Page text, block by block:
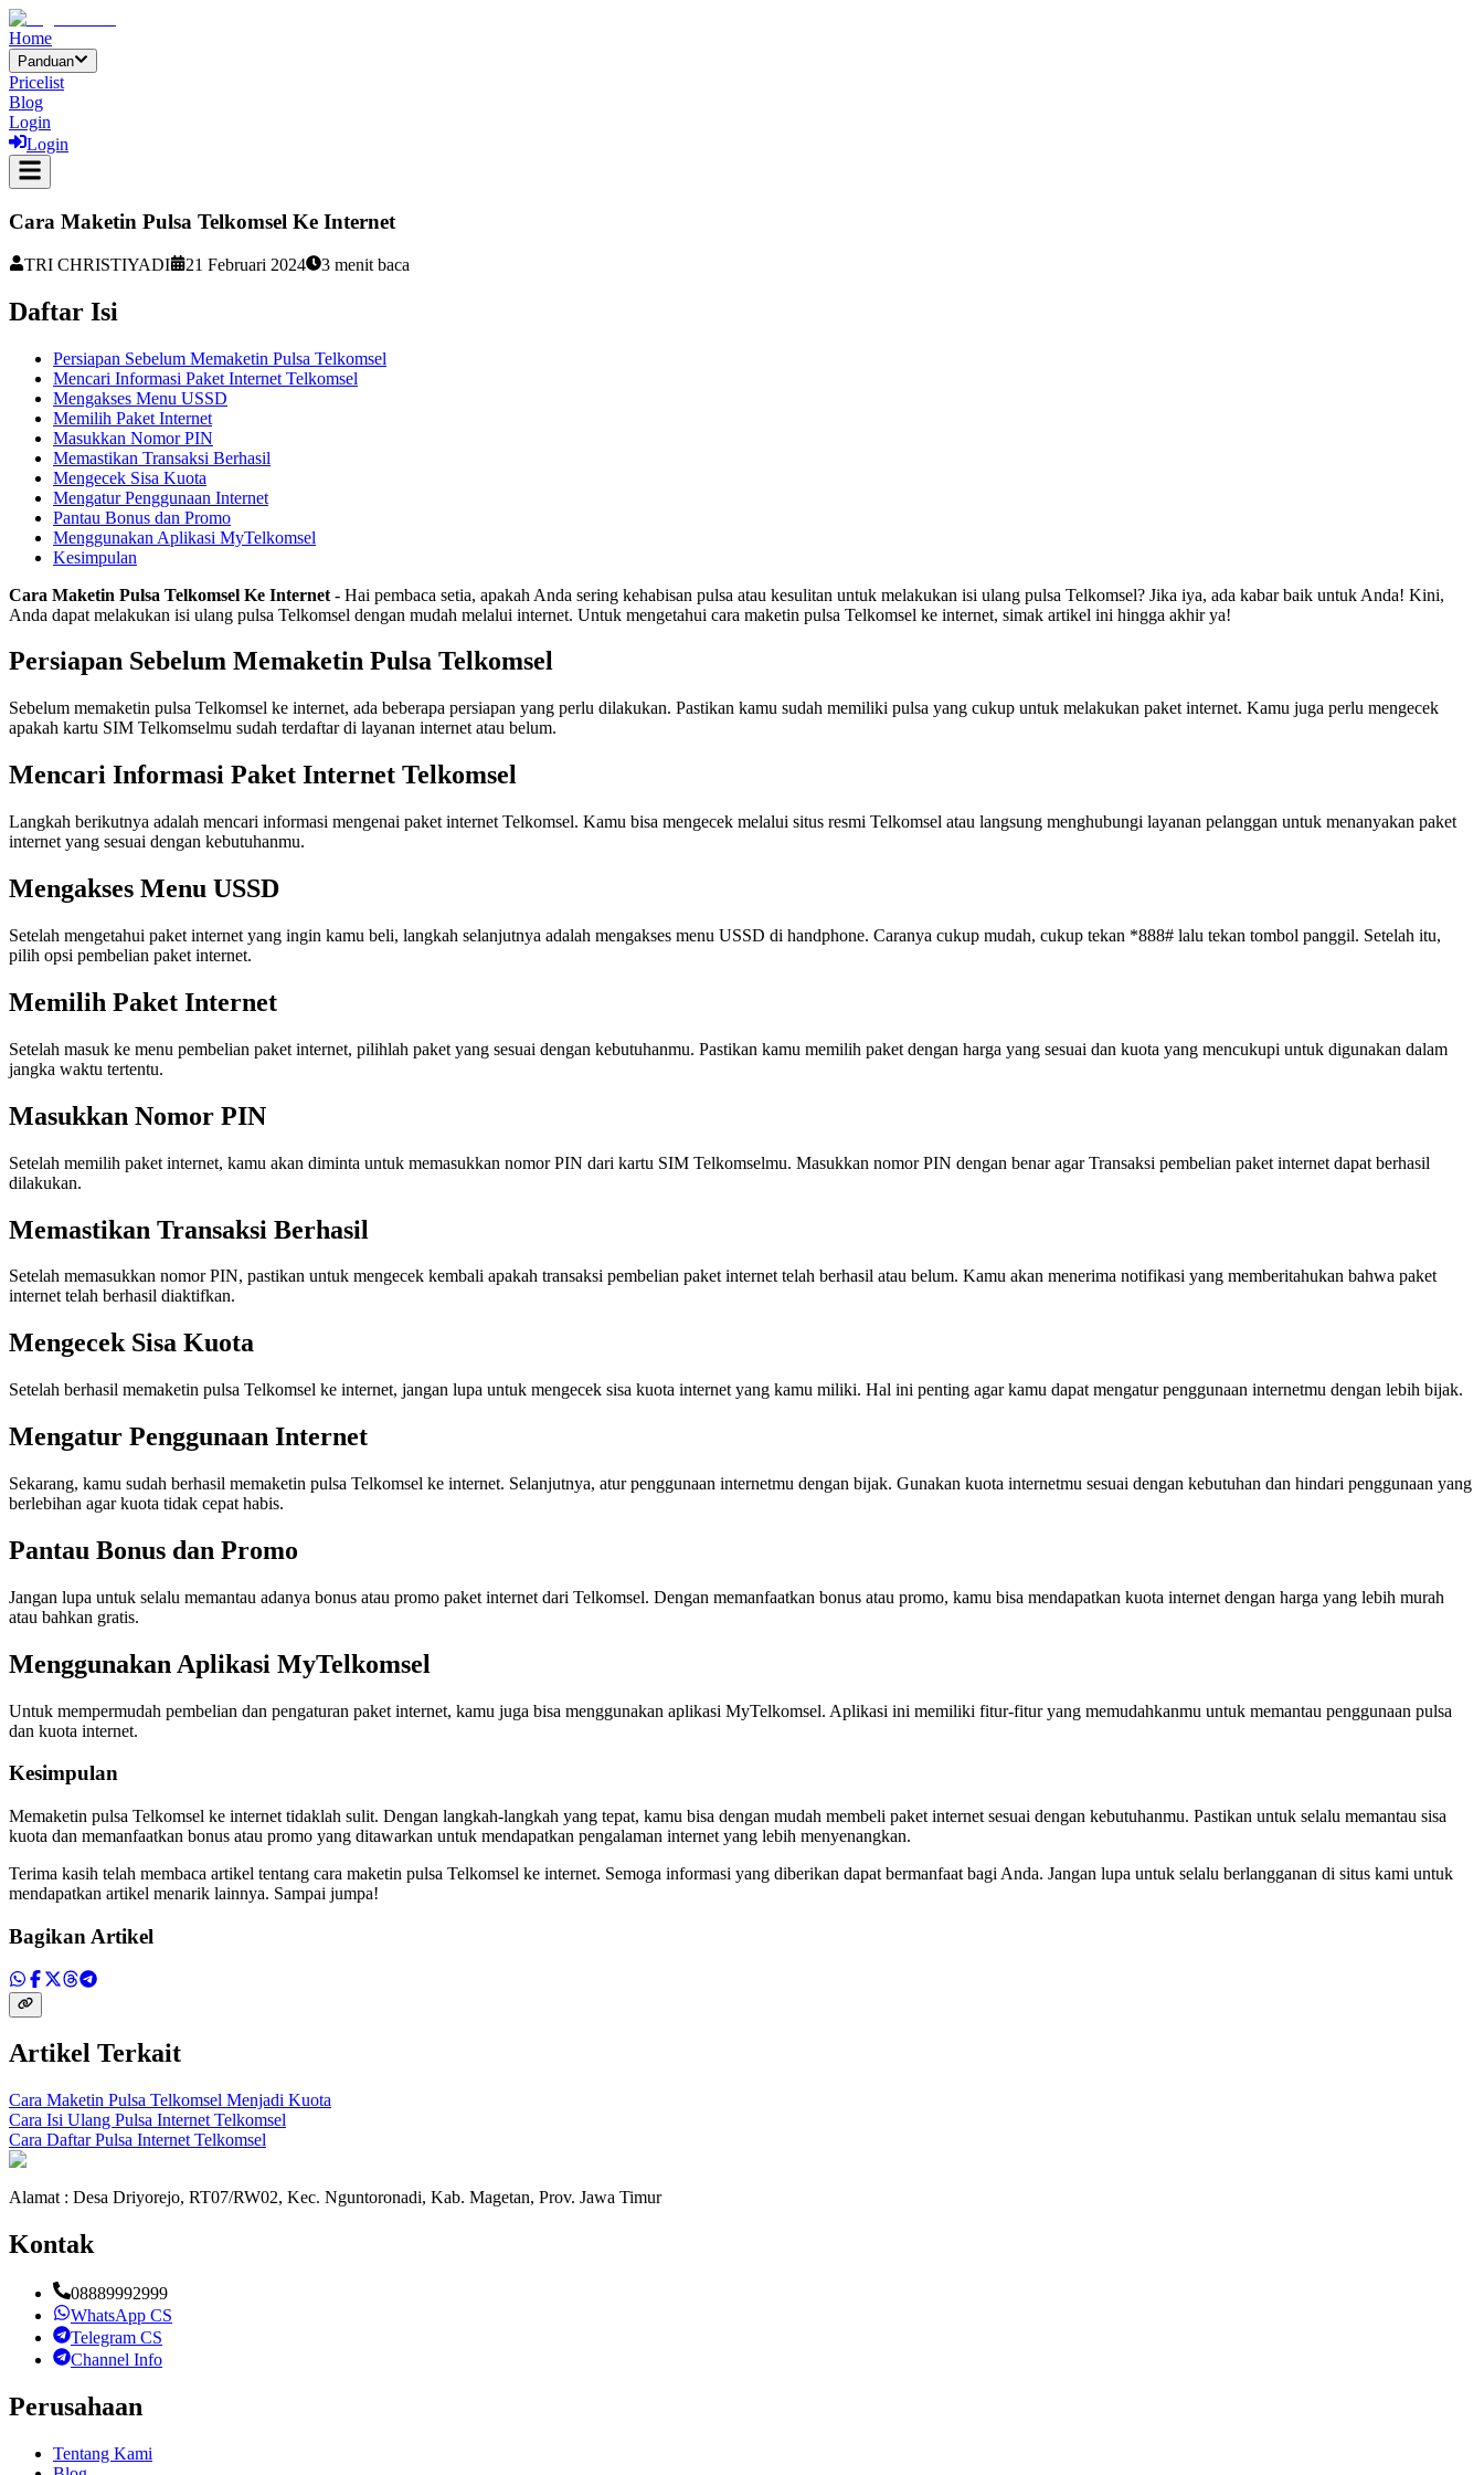
Home
Panduan
Pricelist
Blog
Login
Login
Cara Maketin Pulsa Telkomsel Ke Internet
TRI CHRISTIYADI 21 Februari 2024 3 menit baca
Daftar Isi
Persiapan Sebelum Memaketin Pulsa Telkomsel
Mencari Informasi Paket Internet Telkomsel
Mengakses Menu USSD
Memilih Paket Internet
Masukkan Nomor PIN
Memastikan Transaksi Berhasil
Mengecek Sisa Kuota
Mengatur Penggunaan Internet
Pantau Bonus dan Promo
Menggunakan Aplikasi MyTelkomsel
Kesimpulan
Cara Maketin Pulsa Telkomsel Ke Internet - Hai pembaca setia, apakah Anda sering kehabisan pulsa atau kesulitan untuk melakukan isi ulang pulsa Telkomsel? Jika iya, ada kabar baik untuk Anda! Kini,
Anda dapat melakukan isi ulang pulsa Telkomsel dengan mudah melalui internet. Untuk mengetahui cara maketin pulsa Telkomsel ke internet, simak artikel ini hingga akhir ya!
Persiapan Sebelum Memaketin Pulsa Telkomsel
Sebelum memaketin pulsa Telkomsel ke internet, ada beberapa persiapan yang perlu dilakukan. Pastikan kamu sudah memiliki pulsa yang cukup untuk melakukan paket internet. Kamu juga perlu mengecek
apakah kartu SIM Telkomselmu sudah terdaftar di layanan internet atau belum.
Mencari Informasi Paket Internet Telkomsel
Langkah berikutnya adalah mencari informasi mengenai paket internet Telkomsel. Kamu bisa mengecek melalui situs resmi Telkomsel atau langsung menghubungi layanan pelanggan untuk menanyakan paket
internet yang sesuai dengan kebutuhanmu.
Mengakses Menu USSD
Setelah mengetahui paket internet yang ingin kamu beli, langkah selanjutnya adalah mengakses menu USSD di handphone. Caranya cukup mudah, cukup tekan *888# lalu tekan tombol panggil. Setelah itu,
pilih opsi pembelian paket internet.
Memilih Paket Internet
Setelah masuk ke menu pembelian paket internet, pilihlah paket yang sesuai dengan kebutuhanmu. Pastikan kamu memilih paket dengan harga yang sesuai dan kuota yang mencukupi untuk digunakan dalam
jangka waktu tertentu.
Masukkan Nomor PIN
Setelah memilih paket internet, kamu akan diminta untuk memasukkan nomor PIN dari kartu SIM Telkomselmu. Masukkan nomor PIN dengan benar agar Transaksi pembelian paket internet dapat berhasil
dilakukan.
Memastikan Transaksi Berhasil
Setelah memasukkan nomor PIN, pastikan untuk mengecek kembali apakah transaksi pembelian paket internet telah berhasil atau belum. Kamu akan menerima notifikasi yang memberitahukan bahwa paket
internet telah berhasil diaktifkan.
Mengecek Sisa Kuota
Setelah berhasil memaketin pulsa Telkomsel ke internet, jangan lupa untuk mengecek sisa kuota internet yang kamu miliki. Hal ini penting agar kamu dapat mengatur penggunaan internetmu dengan lebih bijak.
Mengatur Penggunaan Internet
Sekarang, kamu sudah berhasil memaketin pulsa Telkomsel ke internet. Selanjutnya, atur penggunaan internetmu dengan bijak. Gunakan kuota internetmu sesuai dengan kebutuhan dan hindari penggunaan yang
berlebihan agar kuota tidak cepat habis.
Pantau Bonus dan Promo
Jangan lupa untuk selalu memantau adanya bonus atau promo paket internet dari Telkomsel. Dengan memanfaatkan bonus atau promo, kamu bisa mendapatkan kuota internet dengan harga yang lebih murah
atau bahkan gratis.
Menggunakan Aplikasi MyTelkomsel
Untuk mempermudah pembelian dan pengaturan paket internet, kamu juga bisa menggunakan aplikasi MyTelkomsel. Aplikasi ini memiliki fitur-fitur yang memudahkanmu untuk memantau penggunaan pulsa
dan kuota internet.
Kesimpulan
Memaketin pulsa Telkomsel ke internet tidaklah sulit. Dengan langkah-langkah yang tepat, kamu bisa dengan mudah membeli paket internet sesuai dengan kebutuhanmu. Pastikan untuk selalu memantau sisa
kuota dan memanfaatkan bonus atau promo yang ditawarkan untuk mendapatkan pengalaman internet yang lebih menyenangkan.
Terima kasih telah membaca artikel tentang cara maketin pulsa Telkomsel ke internet. Semoga informasi yang diberikan dapat bermanfaat bagi Anda. Jangan lupa untuk selalu berlangganan di situs kami untuk
mendapatkan artikel menarik lainnya. Sampai jumpa!
Bagikan Artikel
Artikel Terkait
Cara Maketin Pulsa Telkomsel Menjadi Kuota
Cara Isi Ulang Pulsa Internet Telkomsel
Cara Daftar Pulsa Internet Telkomsel
Alamat : Desa Driyorejo, RT07/RW02, Kec. Nguntoronadi, Kab. Magetan, Prov. Jawa Timur
Kontak
08889992999
WhatsApp CS
Telegram CS
Channel Info
Perusahaan
Tentang Kami